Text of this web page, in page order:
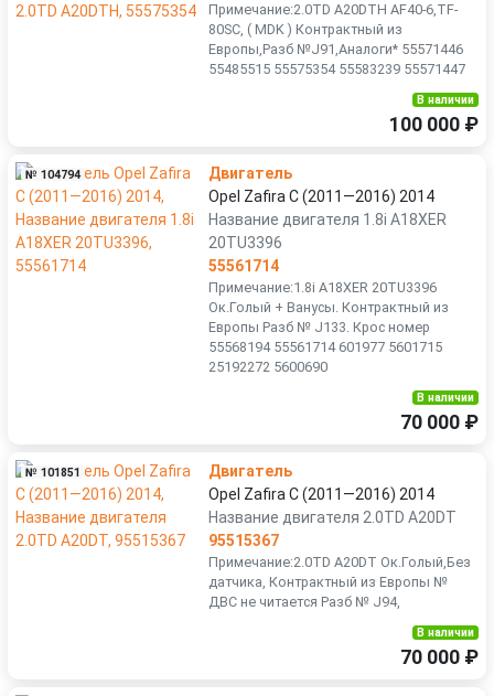
Примечание:2.0TD A20DTH AF40-6,TF-
80SC, ( MDK ) Контрактный из
Европы,Разб №J91,Аналоги* 55571446
55485515 55575354 55583239 55571447
В наличии
100 000 ₽
№ 104794
Двигатель
Opel Zafira C (2011—2016) 2014
Название двигателя 1.8i A18XER
20TU3396
55561714
Примечание:1.8i A18XER 20TU3396
Ок.Голый + Ванусы. Контрактный из
Европы Разб № J133. Крос номер
55568194 55561714 601977 5601715
25192272 5600690
В наличии
70 000 ₽
№ 101851
Двигатель
Opel Zafira C (2011—2016) 2014
Название двигателя 2.0TD A20DT
95515367
Примечание:2.0TD A20DT Ок.Голый,Без
датчика, Контрактный из Европы №
ДВС не читается Разб № J94,
В наличии
70 000 ₽